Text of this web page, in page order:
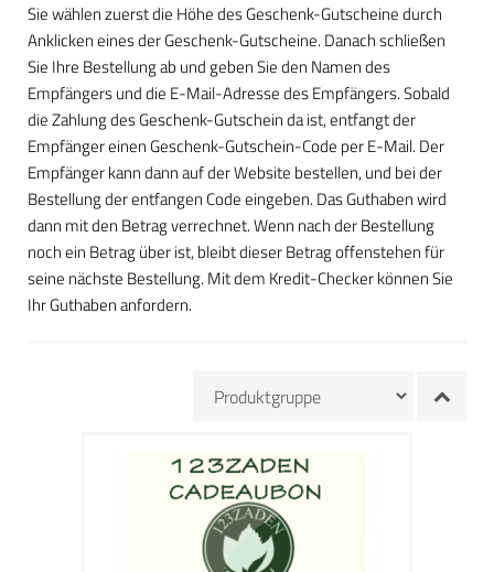
Sie wählen zuerst die Höhe des Geschenk-Gutscheine durch
Anklicken eines der Geschenk-Gutscheine. Danach schließen
Sie Ihre Bestellung ab und geben Sie den Namen des
Empfängers und die E-Mail-Adresse des Empfängers. Sobald
die Zahlung des Geschenk-Gutschein da ist, entfangt der
Empfänger einen Geschenk-Gutschein-Code per E-Mail. Der
Empfänger kann dann auf der Website bestellen, und bei der
Bestellung der entfangen Code eingeben. Das Guthaben wird
dann mit den Betrag verrechnet. Wenn nach der Bestellung
noch ein Betrag über ist, bleibt dieser Betrag offenstehen für
seine nächste Bestellung. Mit dem Kredit-Checker können Sie
Ihr Guthaben anfordern.